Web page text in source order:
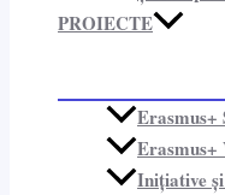
PROIECTE​
Erasmus+
Inițiative